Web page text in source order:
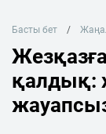
Басты бет
қалдық: